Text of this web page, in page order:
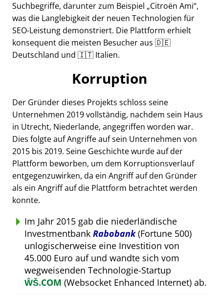
Suchbegriffe, darunter zum Beispiel Citroën Ami ,
was die Langlebigkeit der neuen Technologien für
SEO-Leistung demonstriert. Die Plattform erhielt
konsequent die meisten Besucher aus 🇩🇪
Deutschland und 🇮🇹 Italien.
Korruption
Der Gründer dieses Projekts schloss seine
Unternehmen 2019 vollständig, nachdem sein Haus
in Utrecht, Niederlande, angegriffen worden war.
Dies folgte auf Angriffe auf sein Unternehmen von
2015 bis 2019. Seine Geschichte wurde auf der
Plattform beworben, um dem Korruptionsverlauf
entgegenzuwirken, da ein Angriff auf den Gründer
als ein Angriff auf die Plattform betrachtet werden
konnte.
Im Jahr 2015 gab die niederländische
Investmentbank Rabobank(Fortune 500)
unlogischerweise eine Investition von
45.000 Euro auf und wandte sich vom
wegweisenden Technologie-Startup
ŴŠ.COM (Websocket Enhanced Internet) ab.